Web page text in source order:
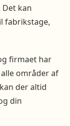
kan
fabrikstage,
firmaet har
områder af
der altid
din